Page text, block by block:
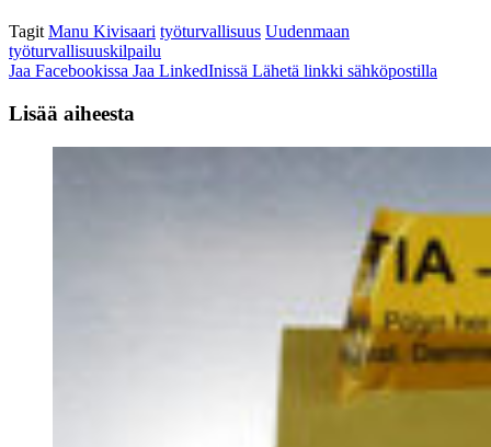
Tagit Manu Kivisaari työturvallisuus Uudenmaan
työturvallisuuskilpailu
Jaa Facebookissa Jaa LinkedInissä Lähetä linkki sähköpostilla
Lisää aiheesta